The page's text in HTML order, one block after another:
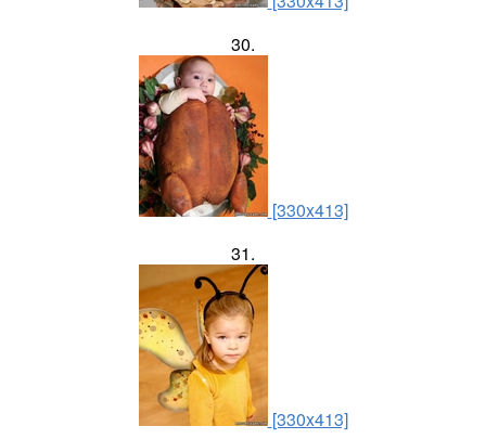
30.
[330x413]
31.
[330x413]